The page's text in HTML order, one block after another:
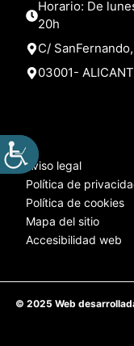
Horario: De
20h
C/
03001-
Aviso legal
Política de
Política de cookies
Mapa del sitio
Accesibilidad web
© 2025 Web